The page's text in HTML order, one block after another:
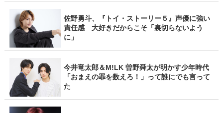
佐野勇斗、『トイ・ストーリー５』声優に強い
責任感 大好きだからこそ「裏切らないよう
に」
今井竜太郎＆M!LK 曽野舜太が明かす少年時代
「おまえの罪を数えろ！」って誰にでも言って
た